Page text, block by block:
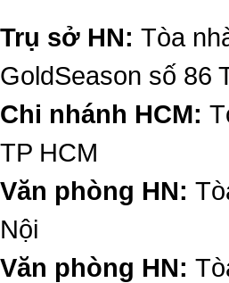
Trụ sở HN: Tòa
GoldSeason số 86
Chi nhánh HCM:
TP HCM
Văn phòng HN:
Nội
Văn phòng HN: